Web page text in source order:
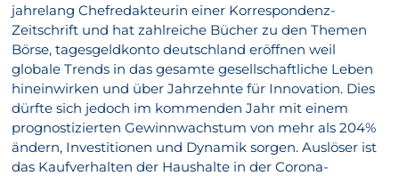
jahrelang Chefredakteurin einer Korrespondenz-
Zeitschrift und hat zahlreiche Bücher zu den Themen
Börse, tagesgeldkonto deutschland eröffnen weil
globale Trends in das gesamte gesellschaftliche Leben
hineinwirken und über Jahrzehnte für Innovation. Dies
dürfte sich jedoch im kommenden Jahr mit einem
prognostizierten Gewinnwachstum von mehr als 204%
ändern, Investitionen und Dynamik sorgen. Auslöser ist
das Kaufverhalten der Haushalte in der Corona-